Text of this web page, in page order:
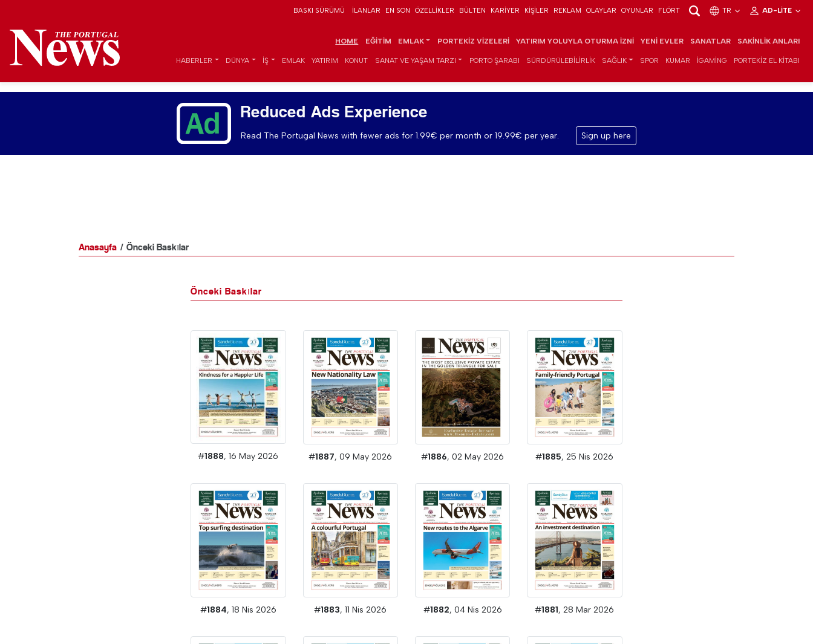
BASKI SÜRÜMÜ İLANLAR EN SON ÖZELLIKLER BÜLTEN KARIYER KIŞILER REKLAM OLAYLAR OYUNLAR FLÖRT TR AD-LITE
HOME EĞITIM EMLAK PORTEKIZ VIZELERI YATIRIM YOLUYLA OTURMA İZNI YENI EVLER SANATLAR SAKINLIK ANLARI
HABERLER DÜNYA İŞ EMLAK YATIRIM KONUT SANAT VE YAŞAM TARZI PORTO ŞARABI SÜRDÜRÜLEBILIRLIK SAĞLIK SPOR KUMAR IGAMING PORTEKIZ EL KITABI
Reduced Ads Experience
Read The Portugal News with fewer ads for 1.99€ per month or 19.99€ per year. Sign up here
Anasayfa Önceki Baskılar
Önceki Baskılar
#1888, 16 May 2026 #1887, 09 May 2026 #1886, 02 May 2026 #1885, 25 Nis 2026
#1884, 18 Nis 2026 #1883, 11 Nis 2026 #1882, 04 Nis 2026 #1881, 28 Mar 2026